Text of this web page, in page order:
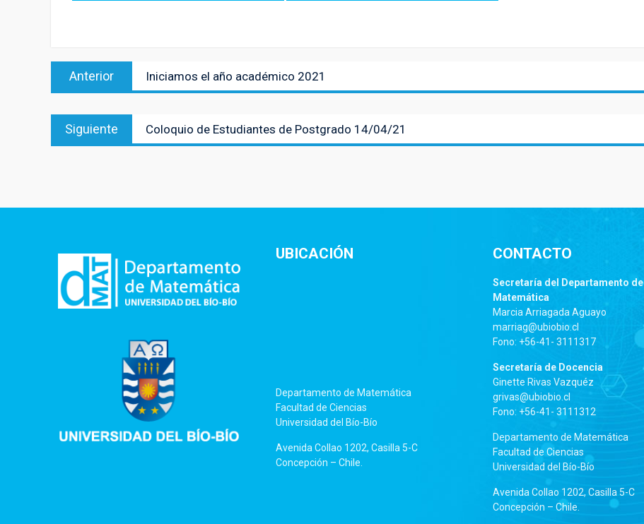
Navegación
de
entradas
Anterior
anterior:
Iniciamos el año académico 2021
Siguiente
siguiente:
Coloquio de Estudiantes de Postgrado 14/04/21
UBICACIÓN
Departamento de Matemática
Facultad de Ciencias
Universidad del Bío-Bío
Avenida Collao 1202, Casilla 5-C
Concepción – Chile.
CONTACTO
Secretaría del Departamento de
Matemática
Marcia Arriagada Aguayo
marriag@ubiobio.cl
Fono: +56-41- 3111317
Secretaría de Docencia
Ginette Rivas Vazquéz
grivas@ubiobio.cl
Fono: +56-41- 3111312
Departamento de Matemática
Facultad de Ciencias
Universidad del Bío-Bío
Avenida Collao 1202, Casilla 5-C
Concepción – Chile.